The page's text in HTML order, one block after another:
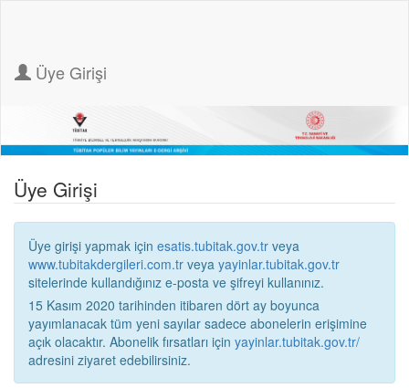
Üye Girişi
Üye Girişi
Üye girişi yapmak için esatis.tubitak.gov.tr veya
www.tubitakdergileri.com.tr veya yayinlar.tubitak.gov.tr
sitelerinde kullandığınız e-posta ve şifreyi kullanınız.
15 Kasım 2020 tarihinden itibaren dört ay boyunca
yayımlanacak tüm yeni sayılar sadece abonelerin erişimine
açık olacaktır. Abonelik fırsatları için yayinlar.tubitak.gov.tr/
adresini ziyaret edebilirsiniz.